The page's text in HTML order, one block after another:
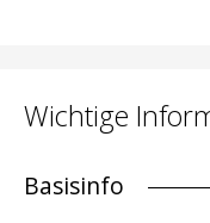
Wichtige
Basisinfo